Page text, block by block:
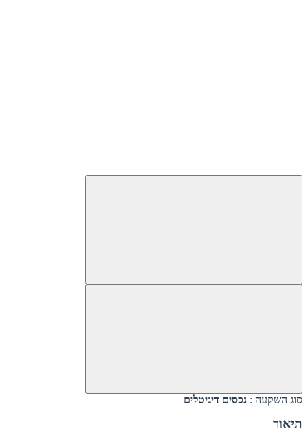
סוג השקעה : נכסים דיגיטלים
תיאור